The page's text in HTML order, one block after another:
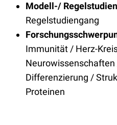
Modell-/
Regelstudiengang
Immunität / Herz-
Differenzierung /
Proteinen